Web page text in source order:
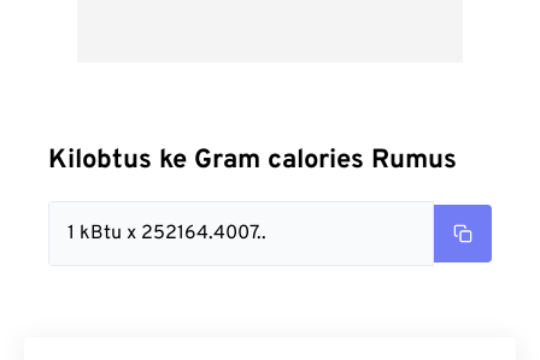
Kilobtus ke Gram calories Rumus
1 kBtu x 252164.4007..